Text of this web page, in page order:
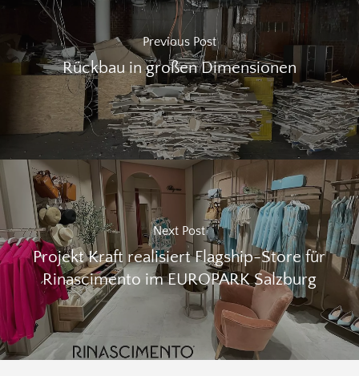
Previous Post
Rückbau in großen Dimensionen
Next Post
Projekt Kraft realisiert Flagship-Store für
Rinascimento im EUROPARK Salzburg